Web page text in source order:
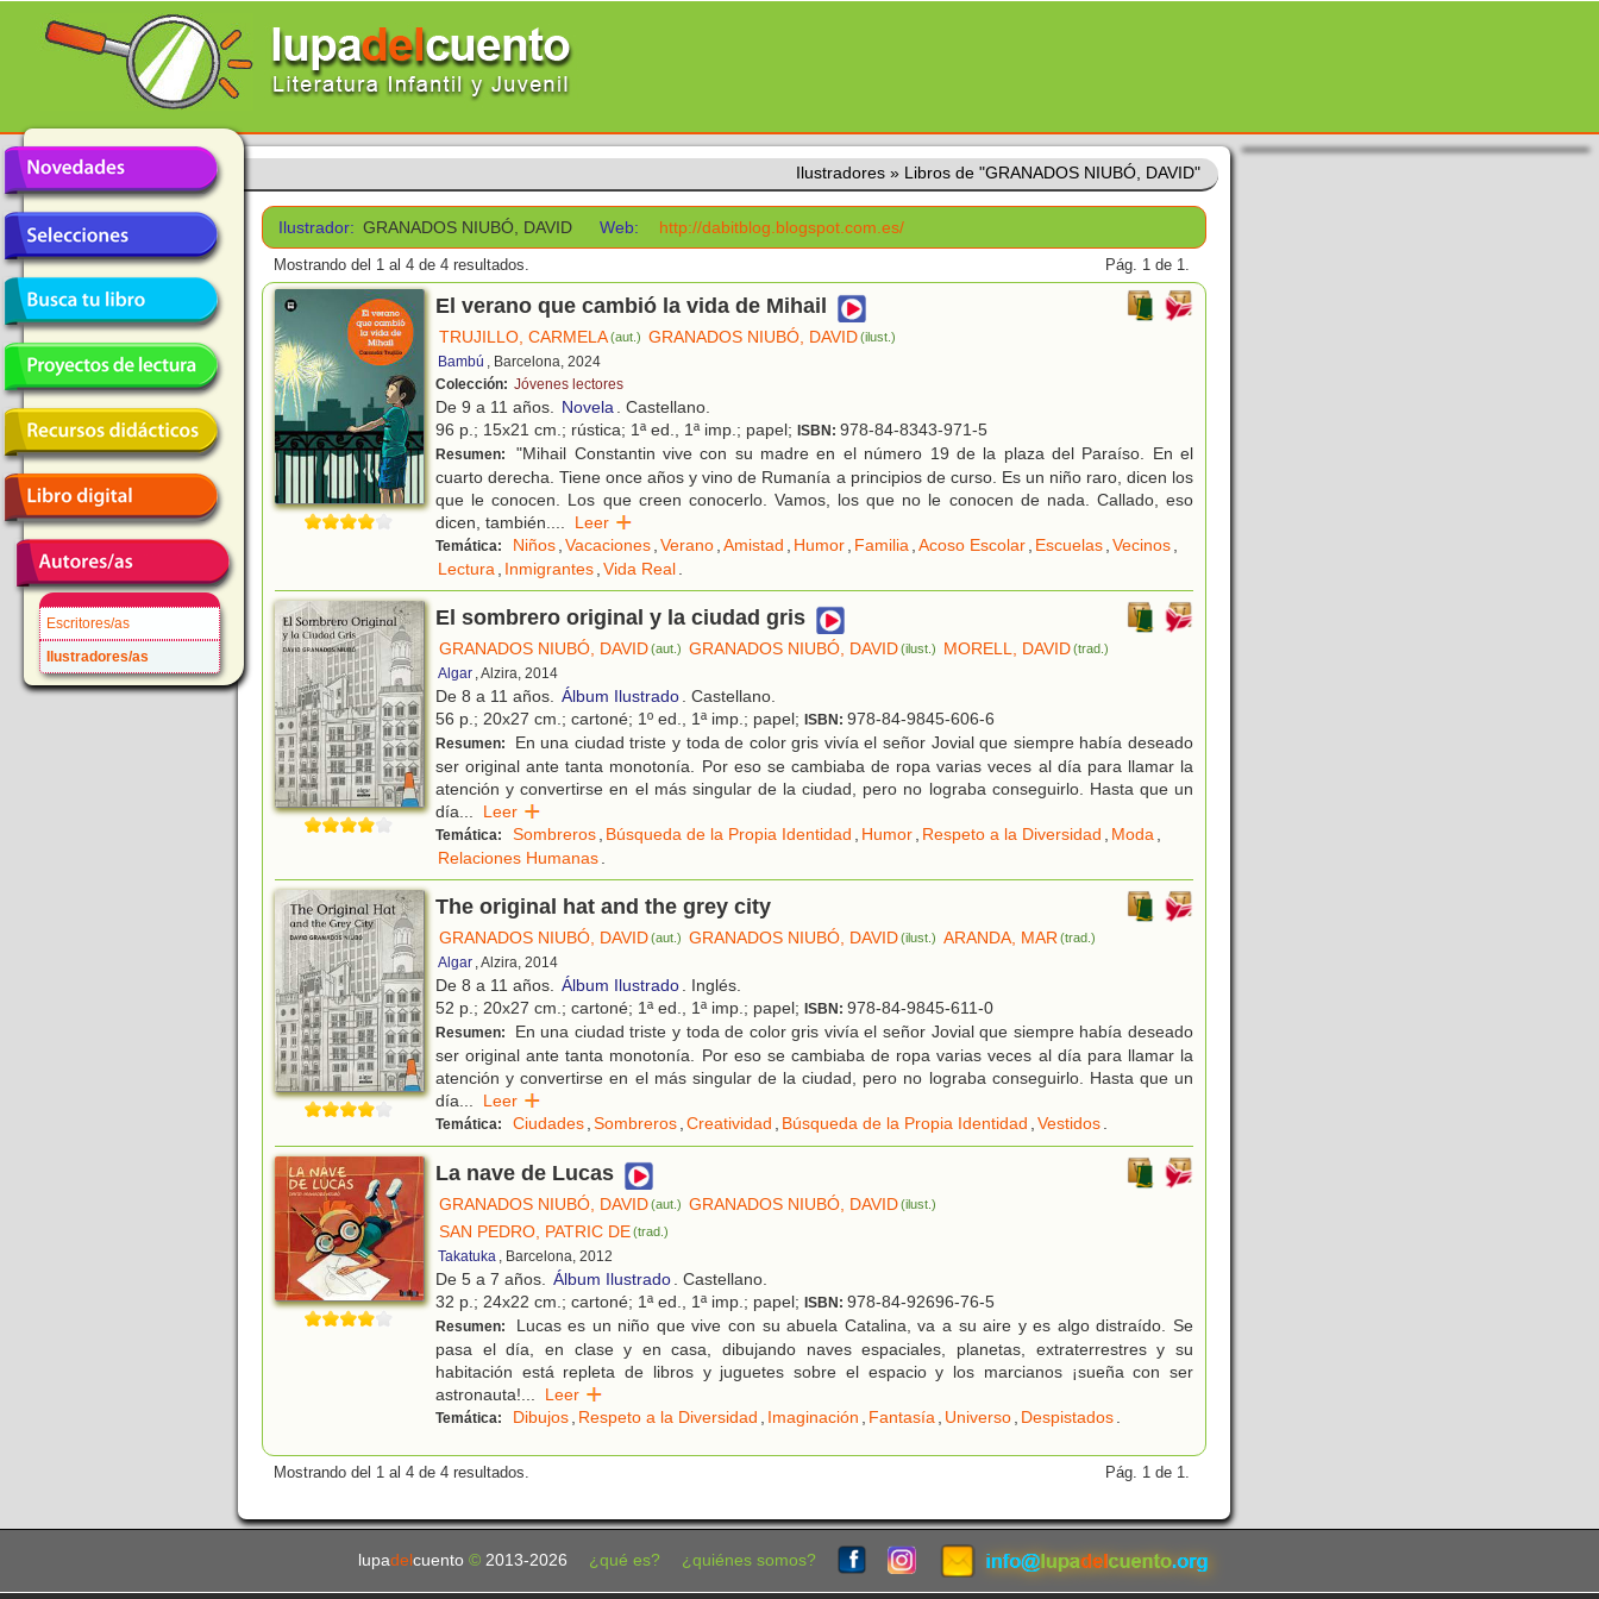
Escritores/as
Ilustradores/as
Ilustradores » Libros de "GRANADOS NIUBÓ, DAVID"
Ilustrador: GRANADOS NIUBÓ, DAVID Web: http://dabitblog.blogspot.com.es/
Mostrando del 1 al 4 de 4 resultados. Pág. 1 de 1.
El verano que cambió la vida de Mihail
TRUJILLO, CARMELA(aut.) GRANADOS NIUBÓ, DAVID(ilust.)
Bambú , Barcelona, 2024
Colección: Jóvenes lectores
De 9 a 11 años. Novela. Castellano.
96 p.; 15x21 cm.; rústica; 1ª ed., 1ª imp.; papel; ISBN: 978-84-8343-971-5
Resumen:
"Mihail Constantin vive con su madre en el número 19 de la plaza del Paraíso. En el
cuarto derecha. Tiene once años y vino de Rumanía a principios de curso. Es un niño raro, dicen los
que le conocen. Los que creen conocerlo. Vamos, los que no le conocen de nada. Callado, eso
dicen, también.... Leer
Temática: Niños,Vacaciones,Verano,Amistad , Humor, Familia,Acoso Escolar, Escuelas,Vecinos,
Lectura, Inmigrantes,Vida Real.
El sombrero original y la ciudad gris
GRANADOS NIUBÓ, DAVID(aut.) GRANADOS NIUBÓ, DAVID(ilust.) MORELL, DAVID (trad.)
Algar , Alzira, 2014
De 8 a 11 años. Álbum Ilustrado. Castellano.
56 p.; 20x27 cm.; cartoné; 1º ed., 1ª imp.; papel; ISBN: 978-84-9845-606-6
Resumen:
En una ciudad triste y toda de color gris vivía el señor Jovial que siempre había deseado
ser original ante tanta monotonía. Por eso se cambiaba de ropa varias veces al día para llamar la
atención y convertirse en el más singular de la ciudad, pero no lograba conseguirlo. Hasta que un
día... Leer
Temática: Sombreros, Búsqueda de la Propia Identidad , Humor, Respeto a la Diversidad , Moda,
Relaciones Humanas.
The original hat and the grey city
GRANADOS NIUBÓ, DAVID(aut.) GRANADOS NIUBÓ, DAVID(ilust.) ARANDA, MAR (trad.)
Algar , Alzira, 2014
De 8 a 11 años. Álbum Ilustrado. Inglés.
52 p.; 20x27 cm.; cartoné; 1ª ed., 1ª imp.; papel; ISBN: 978-84-9845-611-0
Resumen:
En una ciudad triste y toda de color gris vivía el señor Jovial que siempre había deseado
ser original ante tanta monotonía. Por eso se cambiaba de ropa varias veces al día para llamar la
atención y convertirse en el más singular de la ciudad, pero no lograba conseguirlo. Hasta que un
día... Leer
Temática: Ciudades,Sombreros,Creatividad , Búsqueda de la Propia Identidad ,Vestidos.
La nave de Lucas
GRANADOS NIUBÓ, DAVID(aut.) GRANADOS NIUBÓ, DAVID(ilust.)
SAN PEDRO, PATRIC DE(trad.)
Takatuka , Barcelona, 2012
De 5 a 7 años. Álbum Ilustrado. Castellano.
32 p.; 24x22 cm.; cartoné; 1ª ed., 1ª imp.; papel; ISBN: 978-84-92696-76-5
Resumen:
Lucas es un niño que vive con su abuela Catalina, va a su aire y es algo distraído. Se
pasa el día, en clase y en casa, dibujando naves espaciales, planetas, extraterrestres y su
habitación está repleta de libros y juguetes sobre el espacio y los marcianos ¡sueña con ser
astronauta!... Leer
Temática: Dibujos, Respeto a la Diversidad , Imaginación , Fantasía, Universo, Despistados.
Mostrando del 1 al 4 de 4 resultados. Pág. 1 de 1.
lupadel cuento © 2013-2026 ¿qué es? ¿quiénes somos?